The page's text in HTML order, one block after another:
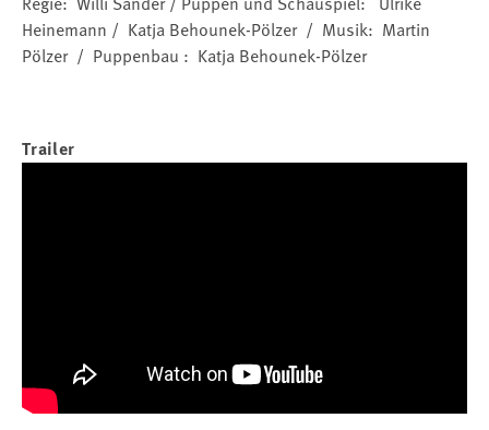
Heinemann / Katja Behounek-Pölzer / Musik: Martin
Pölzer / Puppenbau : Katja Behounek-Pölzer
Trailer